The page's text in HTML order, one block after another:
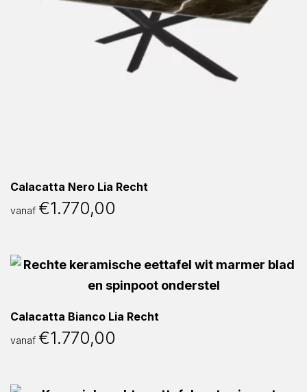
Calacatta Nero Lia Recht
vanaf €1.770,00
Calacatta Bianco Lia Recht
vanaf €1.770,00